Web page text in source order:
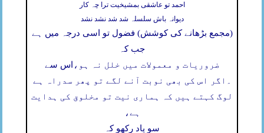
احمد تو عاشقی بمشیخیت ترا چہ کار
دیوانہ باش سلسلہ شد شد نشد نشد
(مجمع بڑھانے کی کوشش) فضول تو اسی درجہ میں ہے
جب کہ
اس سے ضروریات و معمولات میں خلل نہ ہو،
اگر اس کی بھی نوبت آنے لگے تو پھر سدراہ ہے
لوگ کہتے ہیں کہ ہماری نیت تو مخلوق کی ہدایت
ہے،
سو یاد رکھو کہ